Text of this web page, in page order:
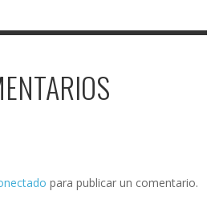
para publicar un comentario.